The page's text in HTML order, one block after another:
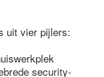
uit vier pijlers:
security-